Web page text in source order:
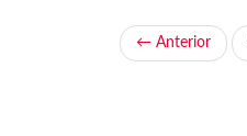
← Anterior